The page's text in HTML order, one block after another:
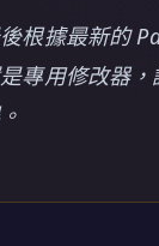
根據最新的
專用修改器